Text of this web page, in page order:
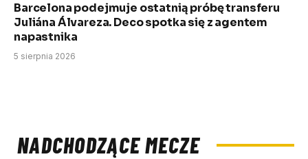
Barcelona podejmuje ostatnią próbę transferu
Juliána Álvareza. Deco spotka się z agentem
napastnika
5 sierpnia 2026
NADCHODZĄCE MECZE